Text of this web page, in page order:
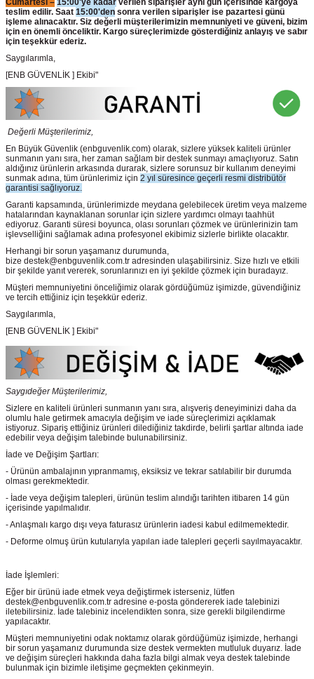
teslim edilir. Saat 15:00'den sonra verilen siparişler ise pazartesi günü
işleme alınacaktır. Siz değerli müşterilerimizin memnuniyeti ve güveni, bizim
için en önemli önceliktir. Kargo süreçlerimizde gösterdiğiniz anlayış ve sabır
için teşekkür ederiz.
Saygılarımla,
[ENB GÜVENLİK ] Ekibi"
Değerli Müşterilerimiz,
En Büyük Güvenlik (enbguvenlik.com) olarak, sizlere yüksek kaliteli ürünler
sunmanın yanı sıra, her zaman sağlam bir destek sunmayı amaçlıyoruz. Satın
aldığınız ürünlerin arkasında durarak, sizlere sorunsuz bir kullanım deneyimi
sunmak adına, tüm ürünlerimiz için 2 yıl süresince geçerli resmi distribütör
garantisi sağlıyoruz.
Garanti kapsamında, ürünlerimizde meydana gelebilecek üretim veya malzeme
hatalarından kaynaklanan sorunlar için sizlere yardımcı olmayı taahhüt
ediyoruz. Garanti süresi boyunca, olası sorunları çözmek ve ürünlerinizin tam
işlevselliğini sağlamak adına profesyonel ekibimiz sizlerle birlikte olacaktır.
Herhangi bir sorun yaşamanız durumunda,
bize destek@enbguvenlik.com.tr adresinden ulaşabilirsiniz. Size hızlı ve etkili
bir şekilde yanıt vererek, sorunlarınızı en iyi şekilde çözmek için buradayız.
Müşteri memnuniyetini önceliğimiz olarak gördüğümüz işimizde, güvendiğiniz
ve tercih ettiğiniz için teşekkür ederiz.
Saygılarımla,
[ENB GÜVENLİK ] Ekibi"
Saygıdeğer Müşterilerimiz,
Sizlere en kaliteli ürünleri sunmanın yanı sıra, alışveriş deneyiminizi daha da
olumlu hale getirmek amacıyla değişim ve iade süreçlerimizi açıklamak
istiyoruz. Sipariş ettiğiniz ürünleri dilediğiniz takdirde, belirli şartlar altında iade
edebilir veya değişim talebinde bulunabilirsiniz.
İade ve Değişim Şartları:
- Ürünün ambalajının yıpranmamış, eksiksiz ve tekrar satılabilir bir durumda
olması gerekmektedir.
- İade veya değişim talepleri, ürünün teslim alındığı tarihten itibaren 14 gün
içerisinde yapılmalıdır.
- Anlaşmalı kargo dışı veya faturasız ürünlerin iadesi kabul edilmemektedir.
- Deforme olmuş ürün kutularıyla yapılan iade talepleri geçerli sayılmayacaktır.
İade İşlemleri:
Eğer bir ürünü iade etmek veya değiştirmek isterseniz, lütfen
destek@enbguvenlik.com.tr adresine e-posta göndererek iade talebinizi
iletebilirsiniz. İade talebiniz incelendikten sonra, size gerekli bilgilendirme
yapılacaktır.
Müşteri memnuniyetini odak noktamız olarak gördüğümüz işimizde, herhangi
bir sorun yaşamanız durumunda size destek vermekten mutluluk duyarız. İade
ve değişim süreçleri hakkında daha fazla bilgi almak veya destek talebinde
bulunmak için bizimle iletişime geçmekten çekinmeyin.